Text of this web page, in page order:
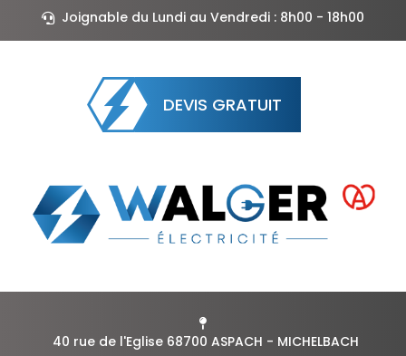
Joignable du Lundi au Vendredi : 8h00 - 18h00
DEVIS GRATUIT
40 rue de l'Eglise 68700 ASPACH - MICHELBACH